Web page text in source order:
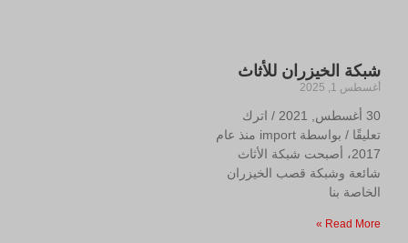
شبكة الخيزران للأثاث
أغسطس 1, 2025
30 أغسطس, 2021 / اترك
تعليقًا / بواسطة import منذ عام
2017، أصبحت شبكة الأثاث
شائعة وشبكة قصب الخيزران
الخاصة بنا
Read More »